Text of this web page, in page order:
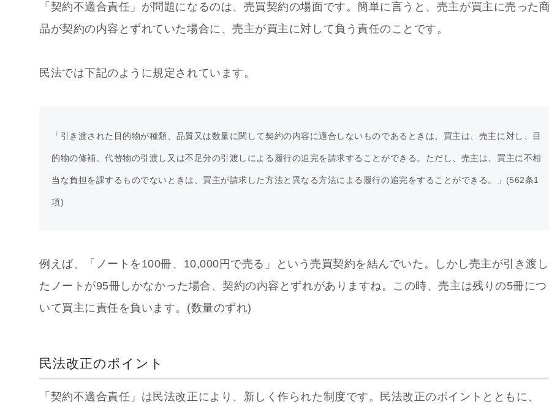
「契約不適合責任」が問題になるのは、売買契約の場面です。簡単に言うと、売主が買主に売った
品が契約の内容とずれていた場合に、売主が買主に対して負う責任のことです。
民法では下記のように規定されています。
「引き渡された目的物が種類、品質又は数量に関して契約の内容に適合しないものであるときは、買主は、売主に対し、目
的物の修補、代替物の引渡し又は不足分の引渡しによる履行の追完を請求することができる。ただし、売主は、買主に不相
当な負担を課するものでないときは、買主が請求した方法と異なる方法による履行の追完をすることができる。」(562条1
項)
例えば、「ノートを100冊、10,000円で売る」という売買契約を結んでいた。しかし売主が引き渡し
たノートが95冊しかなかった場合、契約の内容とずれがありますね。この時、売主は残りの5冊につ
いて買主に責任を負います。(数量のずれ)
民法改正のポイント
「契約不適合責任」は民法改正により、新しく作られた制度です。 民法改正のポイントとともに、